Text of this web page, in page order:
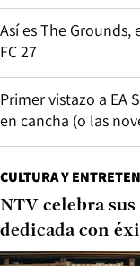
Así es The
FC 27
Primer vistazo a EA
en cancha (o las
CULTURA Y
NTV celebra
dedicada con